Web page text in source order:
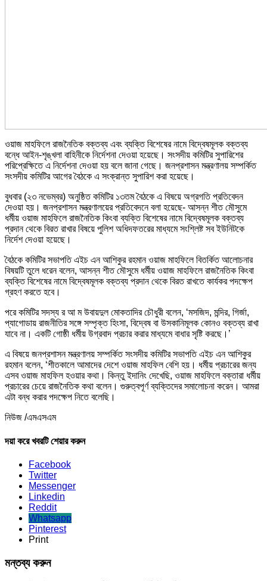
ওয়াজ মাহফিলে রাজনৈতিক বক্তব্য এবং ব্যক্তি বিশেষের নামে বিদ্বেষমূলক বক্তব্য
বন্ধে আইন-শৃঙ্খলা বাহিনীকে নির্দেশনা দেওয়া হয়েছে। সংসদীয় কমিটির সুপারিশের
পরিপ্রেক্ষিতে এ নির্দেশনা দেওয়া হয় বলে জানা গেছে। জনপ্রশাসন মন্ত্রণালয় সম্পর্কিত
সংসদীয় কমিটির আগের বৈঠকে এ সংক্রান্ত সুপারিশ করা হয়েছে।
বুধবার (২৩ নভেম্বর) অনুষ্ঠিত কমিটির ১৩তম বৈঠকে এ বিষয়ে অগ্রগতি প্রতিবেদন
দেওয়া হয়। জনপ্রশাসন মন্ত্রণালয়ের প্রতিবেদনে বলা হয়েছে- আসন্ন শীত মৌসুমে
ধর্মীয় ওয়াজ মাহফিলে রাজনৈতিক কিংবা ব্যক্তি বিশেষের নামে বিদ্বেষমূলক বক্তব্য
প্রদান থেকে বিরত রাখার বিষয়ে পুলিশ অধিদফতরের মাধ্যমে সংশ্লিষ্ট সব ইউনিটকে
নির্দেশ দেওয়া হয়েছে।
বৈঠকে কমিটির সভাপতি এইচ এন আশিকুর রহমান ওয়াজ মাহফিলে বিতর্কিত আলোচনার
বিষয়টি তুলে ধরেন বলেন, আসন্ন শীত মৌসুমে ধর্মীয় ওয়াজ মাহফিলে রাজনৈতিক কিংবা
ব্যক্তি বিশেষের নামে বিদ্বেষমূলক বক্তব্য প্রদান থেকে বিরত রাখতে কার্যকর পদক্ষেপ
গ্রহণ করতে হবে।
পরে কমিটির সদস্য র আ ম উবায়দুল মোকতাদির চৌধুরী বলেন, ‘মসজিদ, মন্দির, গির্জা,
প্যাগোডায় রাজনীতির সঙ্গে সম্পৃক্ত হিংসা, বিদ্বেষ বা উসকানিমূলক কোনও বক্তব্য রাখা
যাবে না। একটি গোষ্ঠী ধর্মীয় উগ্রবাদ প্রচার করার মাধ্যমে বাধার সৃষ্টি করছে।’
এ বিষয়ে জনপ্রশাসন মন্ত্রণালয় সম্পর্কিত সংসদীয় কমিটির সভাপতি এইচ এন আশিকুর
রহমান বলেন, ‘শীতকালে আমাদের দেশে ওয়াজ মাহফিল বেশি হয়। ধর্মীয় প্রচারের জন্য
এসব ওয়াজ মাহফিল হওয়ার কথা। কিন্তু ইদানিং দেখেছি, ওয়াজ মাহফিলে বক্তারা ধর্মীয়
প্রচারের চেয়ে রাজনৈতিক কথা বলেন। গুরুত্বপূর্ণ ব্যক্তিদের সমালোচনা করেন। আমরা
এটা বন্ধ করার পদক্ষেপ নিতে বলেছি।
নিউজ /এমএসএম
দয়া করে খবরটি শেয়ার করুন
Facebook
Twitter
Messenger
Linkedin
Reddit
Whatsapp
Pinterest
Print
মন্তব্য করুন